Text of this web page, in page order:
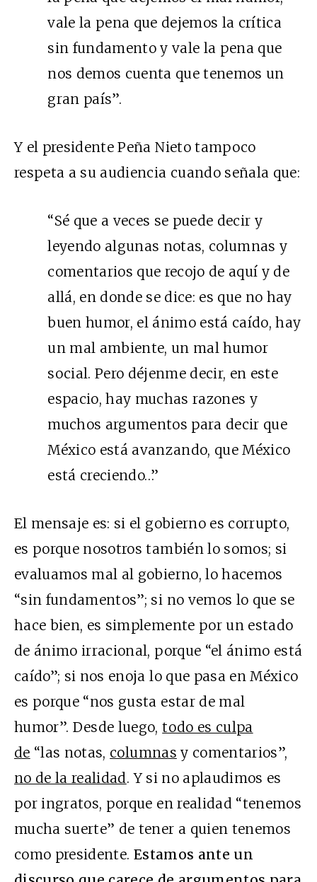
vale la pena que dejemos la crítica
sin fundamento y vale la pena que
nos demos cuenta que tenemos un
gran país”.
Y el presidente Peña Nieto tampoco
respeta a su audiencia cuando señala que:
“Sé que a veces se puede decir y
leyendo algunas notas, columnas y
comentarios que recojo de aquí y de
allá, en donde se dice: es que no hay
buen humor, el ánimo está caído, hay
un mal ambiente, un mal humor
social. Pero déjenme decir, en este
espacio, hay muchas razones y
muchos argumentos para decir que
México está avanzando, que México
está creciendo…”
El mensaje es: si el gobierno es corrupto,
es porque nosotros también lo somos; si
evaluamos mal al gobierno, lo hacemos
“sin fundamentos”; si no vemos lo que se
hace bien, es simplemente por un estado
de ánimo irracional, porque “el ánimo está
caído”; si nos enoja lo que pasa en México
es porque “nos gusta estar de mal
humor”. Desde luego,todo es culpa
de “las notas, columnas y comentarios”,
no de la realidad. Y si no aplaudimos es
por ingratos, porque en realidad “tenemos
mucha suerte” de tener a quien tenemos
como presidente. Estamos ante un